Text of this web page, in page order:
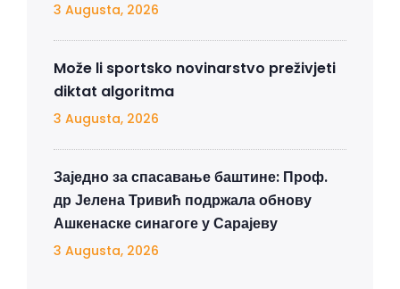
3 Augusta, 2026
Može li sportsko novinarstvo preživjeti
diktat algoritma
3 Augusta, 2026
Заједно за спасавање баштине: Проф.
др Јелена Тривић подржала обнову
Ашкенаске синагоге у Сарајеву
3 Augusta, 2026